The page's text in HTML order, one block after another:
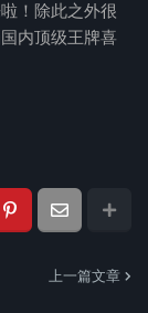
！除此之外很
内顶级王牌喜
上一篇文章